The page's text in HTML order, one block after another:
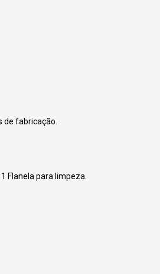
de fabricação.
Flanela para limpeza.